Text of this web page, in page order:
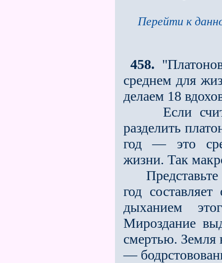
Перейти к
458.
среднем для
делаем 18
Если
разделить
год — это
жизни. Так
Представьте
год
дыханием
Мироздание
смертью. Земля
—